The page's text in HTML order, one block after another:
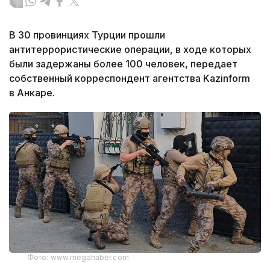
В 30 провинциях Турции прошли
антитеррористические операции, в ходе которых
были задержаны более 100 человек, передает
собственный корреспондент агентства Kazinform
в Анкаре.
Фото: www.megahaber.com